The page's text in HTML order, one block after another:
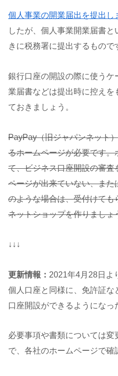
個人事業の開業届出を提出し
したが、個人事業開業届書
きに税務署に提出するもので
銀行口座の開設の際に使うケ
業届書などは提出時に控えを
ておきましょう。
PayPay（旧ジャパンネット
るホームページが必要です
て、ビジネス口座開設の審
ページが出来ていない、ま
のような場合は、受付けて
ネットショップを作りましょ
↓↓↓
更新情報： 2021年4月28日よ
個人口座と同様に、免許証
口座開設ができるようになっ
必要事項や書類については
で、各社のホームページで確